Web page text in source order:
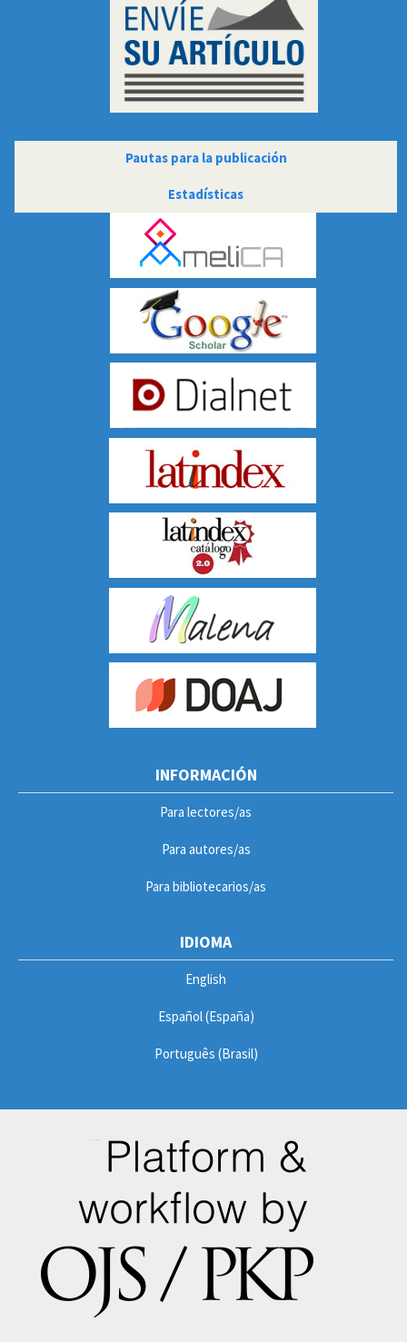
Pautas para la publicación
Estadísticas
INFORMACIÓN
Para lectores/as
Para autores/as
Para bibliotecarios/as
IDIOMA
English
Español (España)
Português (Brasil)
STM88situs slot gacor terpercaya dengan teknologi enkripsi terbaik dan jaminan pembayaran 100% aman.
Karya inidilisensikan di bawah Lisensi
Internasional Creative Commons Atribusi-NonKomersial-
TanpaTurunan 4.0
TEKNOLOGI KECERDASAN. Jurnal Teknik. Universitas
Teknologi Nasional. Fakultas Regional La Plata. Sekretariat